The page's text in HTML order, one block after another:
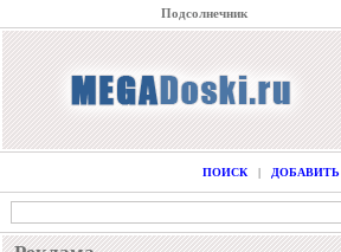
Подсолнечник
ПОИСК | ДОБАВИТЬ